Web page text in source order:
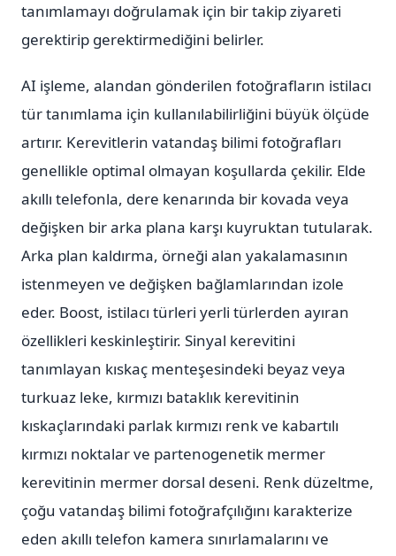
tanımlamayı doğrulamak için bir takip ziyareti
gerektirip gerektirmediğini belirler.
AI işleme, alandan gönderilen fotoğrafların istilacı
tür tanımlama için kullanılabilirliğini büyük ölçüde
artırır. Kerevitlerin vatandaş bilimi fotoğrafları
genellikle optimal olmayan koşullarda çekilir. Elde
akıllı telefonla, dere kenarında bir kovada veya
değişken bir arka plana karşı kuyruktan tutularak.
Arka plan kaldırma, örneği alan yakalamasının
istenmeyen ve değişken bağlamlarından izole
eder. Boost, istilacı türleri yerli türlerden ayıran
özellikleri keskinleştirir. Sinyal kerevitini
tanımlayan kıskaç menteşesindeki beyaz veya
turkuaz leke, kırmızı bataklık kerevitinin
kıskaçlarındaki parlak kırmızı renk ve kabartılı
kırmızı noktalar ve partenogenetik mermer
kerevitinin mermer dorsal deseni. Renk düzeltme,
çoğu vatandaş bilimi fotoğrafçılığını karakterize
eden akıllı telefon kamera sınırlamalarını ve